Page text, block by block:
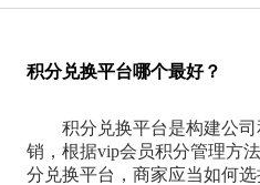
积分兑换平台哪个最好？
积分兑换平台是构建公
销，根据vip会员积分管理方
分兑换平台，商家应当如何选